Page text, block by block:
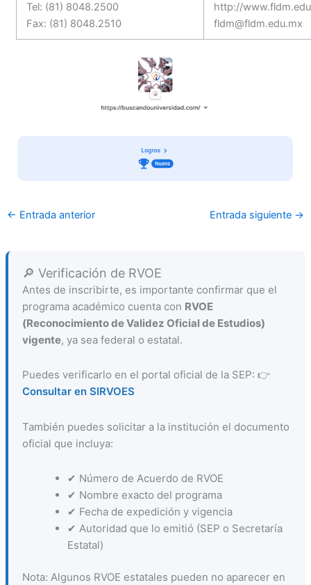
Tel: (81) 8048.2500
Fax: (81) 8048.2510
http://
fldm@fldm.edu.mx
← Entrada anterior Entrada siguiente →
🔎 Verificación de RVOE
Antes de inscribirte, es importante confirmar que el
programa académico cuenta con RVOE
(Reconocimiento de Validez Oficial de Estudios)
vigente, ya sea federal o estatal.
Puedes verificarlo en el portal oficial de la SEP: 👉
Consultar en SIRVOES
También puedes solicitar a la institución el documento
oficial que incluya:
✔ Número de Acuerdo de RVOE
✔ Nombre exacto del programa
✔ Fecha de expedición y vigencia
✔ Autoridad que lo emitió (SEP o Secretaría
Estatal)
Nota: Algunos RVOE estatales pueden no aparecer en